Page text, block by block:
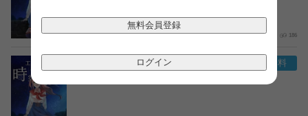
無料会員登録
ログイン
186
第7話 トリナウス港・一難去ってまた一
難(7)